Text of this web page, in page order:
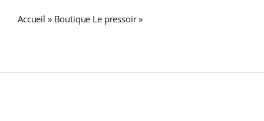
Accueil » Boutique Le pressoir»